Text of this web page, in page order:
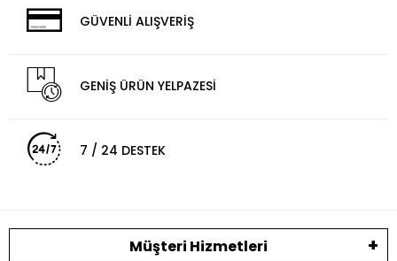
GÜVENLİ ALIŞVERİŞ
GENİŞ ÜRÜN YELPAZESİ
7 / 24 DESTEK
Müşteri Hizmetleri